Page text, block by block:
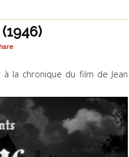
la chronique du film de Jean